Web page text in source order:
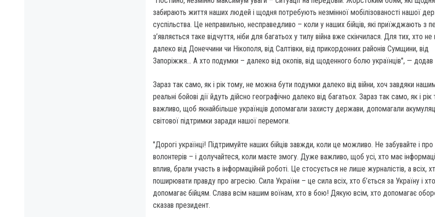
забирають життя наших людей і щодня потребують незмінної мобілізованості нашої
суспільства. Це неправильно, несправедливо – коли у наших бійців, які приїжджають з
з’являється таке відчуття, ніби для багатьох у тилу війна вже скінчилася. Для тих, хто
далеко від Донеччини чи Нікополя, від Салтівки, від прикордонних районів Сумщини, від
Запоріжжя… А хто подумки – далеко від окопів, від щоденного болю українців", — додав
Зараз так само, як і рік тому, не можна бути подумки далеко від війни, хоч завдяки
реальні бойові дії йдуть дійсно географічно далеко від багатьох. Зараз так само, як і
важливо, щоб якнайбільше українців допомагали захисту держави, допомагали
світової підтримки заради нашої перемоги.
"Дорогі українці! Підтримуйте наших бійців завжди, коли це можливо. Не забувайте і
волонтерів – і долучайтеся, коли маєте змогу. Дуже важливо, щоб усі, хто має
вплив, брали участь в інформаційній роботі. Це стосується не лише журналістів, а всіх,
поширювати правду про агресію. Сила України – це сила всіх, хто б’ється за Україну і хто
допомагає бійцям. Слава всім нашим воїнам, хто в бою! Дякую всім, хто допомагає
сказав президент.